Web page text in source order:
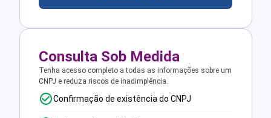
Consulta Sob Medida
Tenha acesso completo a todas as informações sobre um
CNPJ e reduza riscos de inadimplência.
Confirmação de existência do CNPJ